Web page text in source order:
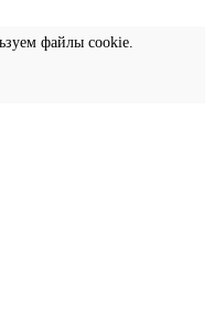
файлы cookie.